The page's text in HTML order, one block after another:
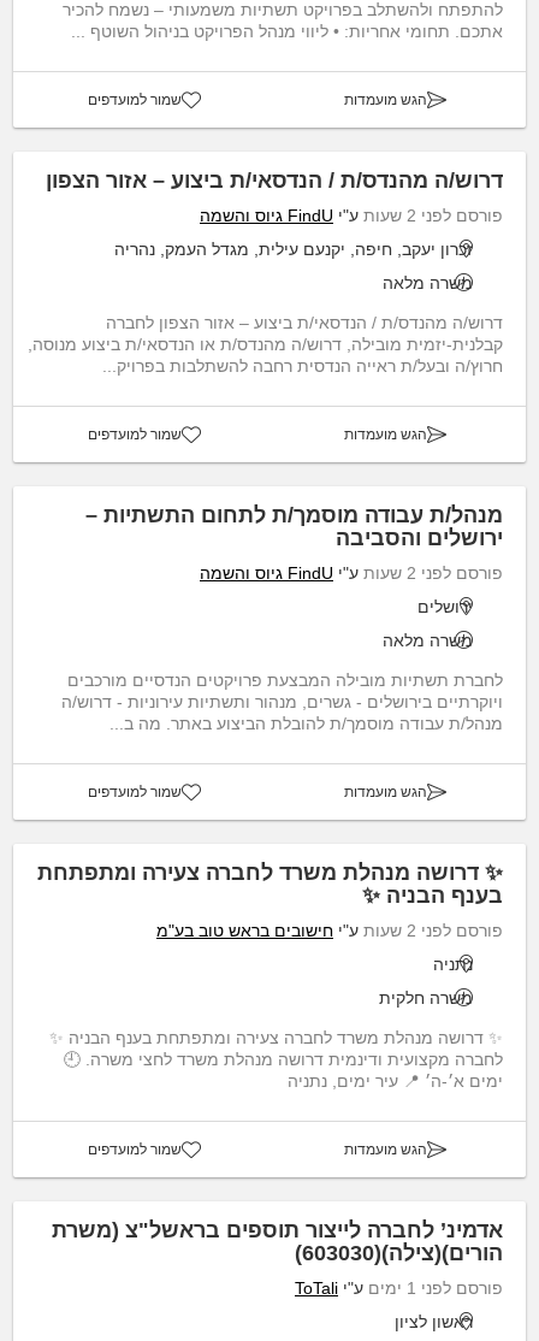
להתפתח ולהשתלב בפרויקט תשתיות משמעותי – נשמח להכיר
אתכם. תחומי אחריות: • ליווי מנהל הפרויקט בניהול השוטף ...
הגש מועמדות שמור למועדפים
דרוש/ה מהנדס/ת / הנדסאי/ת ביצוע – אזור הצפון
פורסם לפני 2 שעות ע"י FindU גיוס והשמה
זכרון יעקב, חיפה, יקנעם עילית, מגדל העמק, נהריה
משרה מלאה
דרוש/ה מהנדס/ת / הנדסאי/ת ביצוע – אזור הצפון לחברה
קבלנית-יזמית מובילה, דרוש/ה מהנדס/ת או הנדסאי/ת ביצוע מנוסה,
חרוץ/ה ובעל/ת ראייה הנדסית רחבה להשתלבות בפרויק...
הגש מועמדות שמור למועדפים
מנהל/ת עבודה מוסמך/ת לתחום התשתיות –
ירושלים והסביבה
פורסם לפני 2 שעות ע"י FindU גיוס והשמה
ירושלים
משרה מלאה
לחברת תשתיות מובילה המבצעת פרויקטים הנדסיים מורכבים
ויוקרתיים בירושלים - גשרים, מנהור ותשתיות עירוניות - דרוש/ה
מנהל/ת עבודה מוסמך/ת להובלת הביצוע באתר. מה ב...
הגש מועמדות שמור למועדפים
✨ דרושה מנהלת משרד לחברה צעירה ומתפתחת
בענף הבניה ✨
פורסם לפני 2 שעות ע"י חישובים בראש טוב בע"מ
נתניה
משרה חלקית
✨ דרושה מנהלת משרד לחברה צעירה ומתפתחת בענף הבניה ✨
לחברה מקצועית ודינמית דרושה מנהלת משרד לחצי משרה. 🕘
ימים א׳-ה׳ 📍 עיר ימים, נתניה
הגש מועמדות שמור למועדפים
אדמינ’ לחברה לייצור תוספים בראשל"צ (משרת
הורים)(צילה)(603030)
פורסם לפני 1 ימים ע"י ToTali
ראשון לציון